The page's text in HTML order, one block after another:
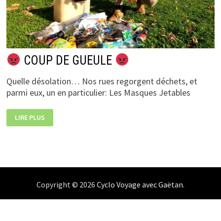
COUP DE GUEULE
Quelle désolation… Nos rues regorgent déchets, et
parmi eux, un en particulier: Les Masques Jetables
COUP
DE
LIRE PLUS
Copyright © 2026 Cyclo Voyage avec Gaëtan.